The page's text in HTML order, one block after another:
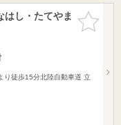
お気に入
りに追加
はし・たてやま
り徒歩15分北陸自動車道 立